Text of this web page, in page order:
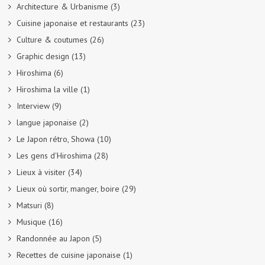
Architecture & Urbanisme (3)
Cuisine japonaise et restaurants (23)
Culture & coutumes (26)
Graphic design (13)
Hiroshima (6)
Hiroshima la ville (1)
Interview (9)
langue japonaise (2)
Le Japon rétro, Showa (10)
Les gens d'Hiroshima (28)
Lieux à visiter (34)
Lieux où sortir, manger, boire (29)
Matsuri (8)
Musique (16)
Randonnée au Japon (5)
Recettes de cuisine japonaise (1)